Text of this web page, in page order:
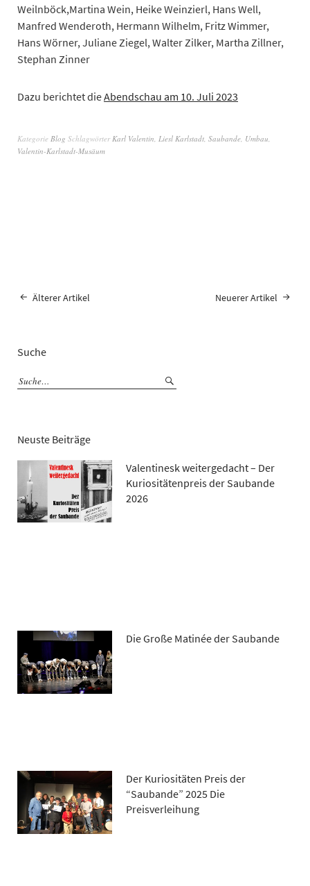
Weilnböck,Martina Wein, Heike Weinzierl, Hans Well,
Manfred Wenderoth, Hermann Wilhelm, Fritz Wimmer,
Hans Wörner, Juliane Ziegel, Walter Zilker, Martha Zillner,
Stephan Zinner
Dazu berichtet dieAbendschau am 10. Juli 2023
Kategorie Blog Schlagwörter Karl Valentin Liesl Karlstadt Saubande Umbau
Valentin-Karlstadt-Musäum
Älterer Artikel Neuerer Artikel
Suche
Neuste Beiträge
Valentinesk weitergedacht – Der
Kuriositätenpreis der Saubande
2026
Die Große Matinée der Saubande
Der Kuriositäten Preis der
“Saubande” 2025 Die
Preisverleihung